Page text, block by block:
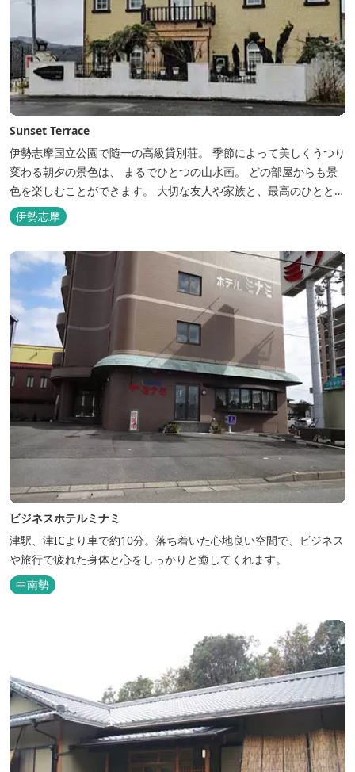
Sunset Terrace
伊勢志摩国立公園で随一の高級貸別荘。 季節によって美しくうつり
変わる朝夕の景色は、 まるでひとつの山水画。 どの部屋からも景
色を楽しむことができます。 大切な友人や家族と、最高のひととき
を。 1日1組限定とさせていただいております。 完全にプライベー
トでご利用いただけます。
伊勢志摩
ビジネスホテルミナミ
津駅、津ICより車で約10分。落ち着いた心地良い空間で、ビジネス
や旅行で疲れた身体と心をしっかりと癒してくれます。
中南勢